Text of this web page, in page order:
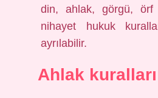
din, ahlak, görgü,
nihayet hukuk
ayrılabilir.
Ahlak